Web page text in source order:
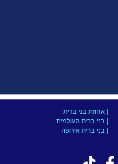
| אחוזת בני ברית
| בני ברית העולמית
| בני ברית אירופה